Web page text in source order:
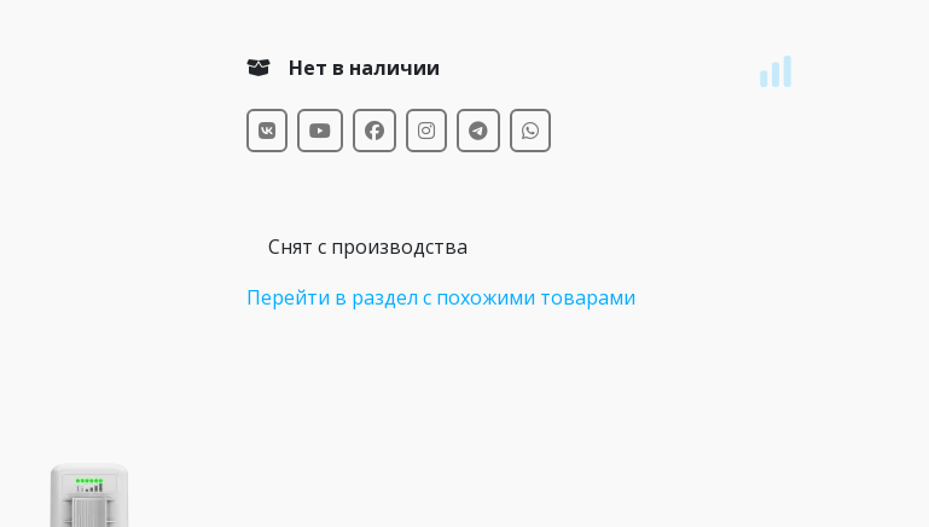
Нет в наличии
Снят с производства
Перейти в раздел с похожими товарами